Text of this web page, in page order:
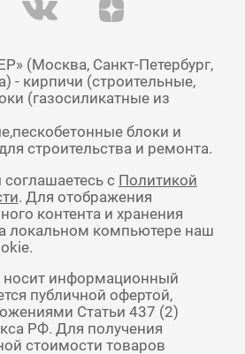
(Москва, Санкт-Петербург,
- кирпичи (строительные,
(газосиликатные из
блоки и
строительства и ремонта.
с Политикой
. Для отображения
контента и хранения
локальном компьютере наш
носит информационный
публичной офертой,
Статьи 437 (2)
РФ. Для получения
стоимости товаров